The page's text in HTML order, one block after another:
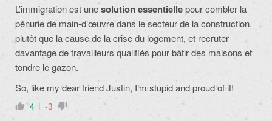
L’immigration est unesolution essentiellepour combler la
pénurie de main-d’œuvre dans le secteur de la construction,
plutôt que la cause de la crise du logement, et recruter
davantage de travailleurs qualifiés pour bâtir des maisons et
tondre le gazon.
So, like my dear friend Justin, I’m stupid and proud of it!
4 -3